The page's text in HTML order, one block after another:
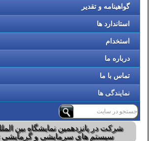
گواهینامه و تقدیر
استاندارد ها
استخدام
درباره ما
تماس با ما
نمایندگی ها
شرکت در پانزدهمین نمایشگاه بین
سیستم های سرمایشی و گرمایشی